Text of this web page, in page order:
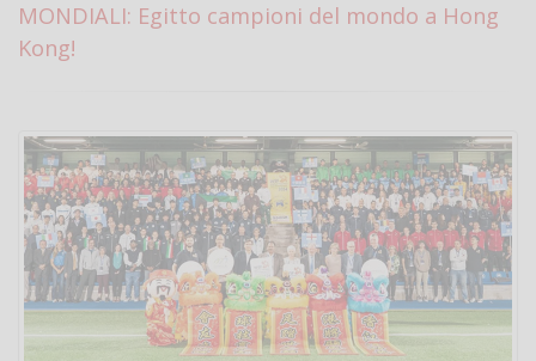
MONDIALI: Egitto campioni del mondo a Hong
Kong!